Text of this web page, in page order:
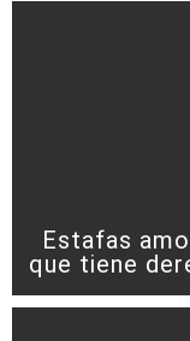
Estafas
que tiene